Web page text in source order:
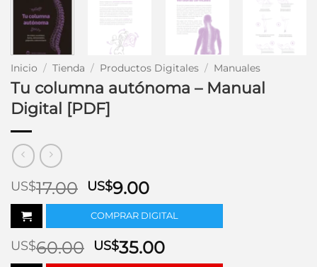
Inicio / Tienda / Productos Digitales / Manuales
Tu columna autónoma – Manual
Digital [PDF]
US$17.00 El
precio
original
era:
US$17.00.
US$9.00El
precio
actual
es:
US$9.00.
COMPRAR DIGITAL
US$60.00 US$35.00